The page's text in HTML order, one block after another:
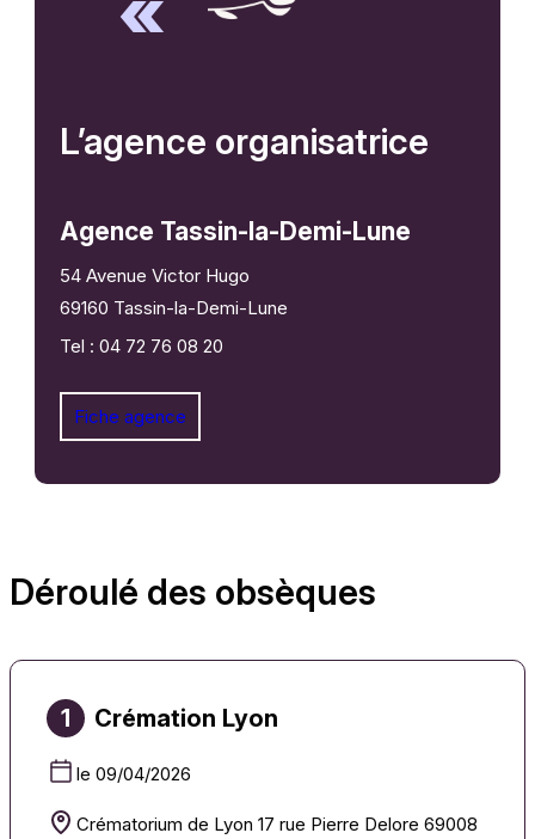
L’agence organisatrice
Agence Tassin-la-Demi-Lune
54 Avenue Victor Hugo
69160 Tassin-la-Demi-Lune
Tel : 04 72 76 08 20
Fiche agence
Déroulé des obsèques
1 Crémation Lyon
le 09/04/2026
Crématorium de Lyon 17 rue Pierre Delore 69008